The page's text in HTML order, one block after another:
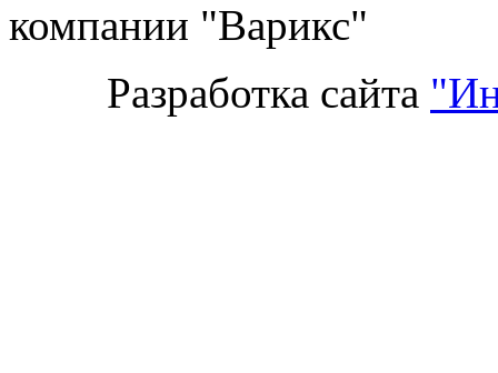
компании "Варикс"
Разработка сайта